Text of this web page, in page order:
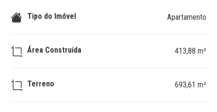
Tipo do Imóvel Apartamento
Área Construída 413,88 m²
Terreno 693,61 m²